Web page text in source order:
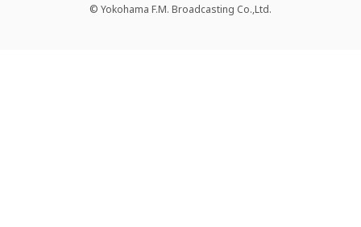
© Yokohama F.M. Broadcasting Co.,Ltd.